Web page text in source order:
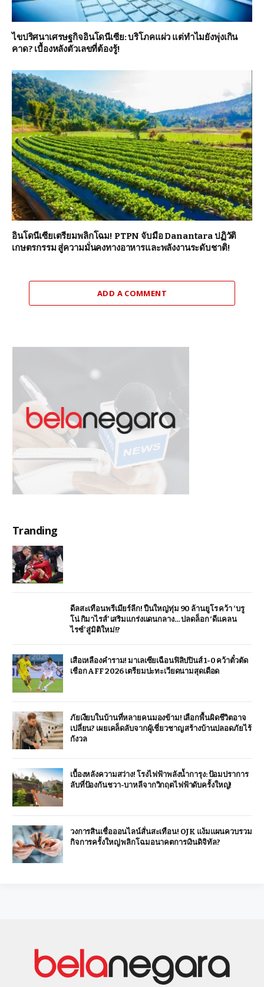
ไขปริศนาเศรษฐกิจอินโดนีเซีย: บริโภคแผ่ว แต่ทำไมยังพุ่งเกิน
คาด? เบื้องหลังตัวเลขที่ต้องรู้!
อินโดนีเซียเตรียมพลิกโฉม! PTPN จับมือ Danantara ปฏิวัติ
เกษตรกรรม สู่ความมั่นคงทางอาหารและพลังงานระดับชาติ!
ADD A COMMENT
Tranding
ดีลสะเทือนพรีเมียร์ลีก! ปืนใหญ่ทุ่ม 90 ล้านยูโร คว้า ‘บรู
โน่ กิมาไรส์’ เสริมแกร่งแดนกลาง… ปลดล็อก ‘ดีแคลน
ไรซ์’ สู่มิติใหม่!?
เสือเหลืองคำราม! มาเลเซียเฉือนฟิลิปปินส์ 1-0 คว้าตั๋วตัด
เชือก AFF 2026 เตรียมปะทะเวียดนามสุดเดือด
ภัยเงียบในบ้านที่หลายคนมองข้าม! เลือกพื้นผิดชีวิตอาจ
เปลี่ยน? เผยเคล็ดลับจากผู้เชี่ยวชาญ สร้างบ้านปลอดภัยไร้
กังวล
เบื้องหลังความสว่าง! โรงไฟฟ้าพลังน้ำการุง: ป้อมปราการ
ลับที่ป้องกันชวา-บาหลีจากวิกฤตไฟฟ้าดับครั้งใหญ่!
วงการสินเชื่อออนไลน์สั่นสะเทือน! OJK แง้มแผนควบรวม
กิจการครั้งใหญ่ พลิกโฉมอนาคตการเงินดิจิทัล?